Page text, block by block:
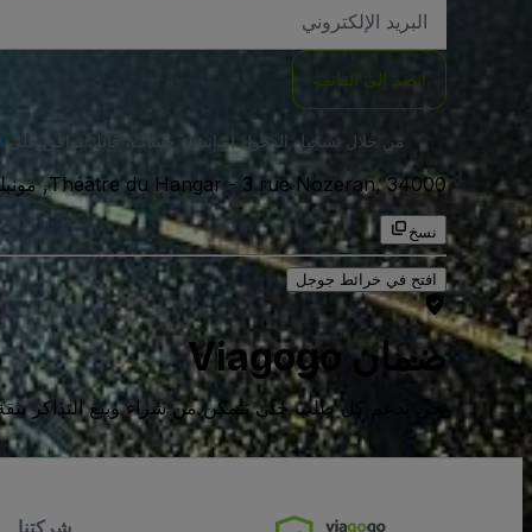
الاكتروني
انضم إلى القائمة
من خلال تسجيل الدخول أو إنشاء حساب، فإنك توافق على
Théâtre du Hangar- 3 rue Nozeran, 34000, مونبلييه, فرنسا
نسخ
افتح في خرائط جوجل
ضمان Viagogo
نحن ندعم كل طلب حتى تتمكن من شراء وبيع التذاكر بثقة
شركتنا